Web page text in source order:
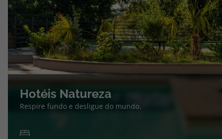
Hotéis Natureza
Respire fundo e desligue do mundo.